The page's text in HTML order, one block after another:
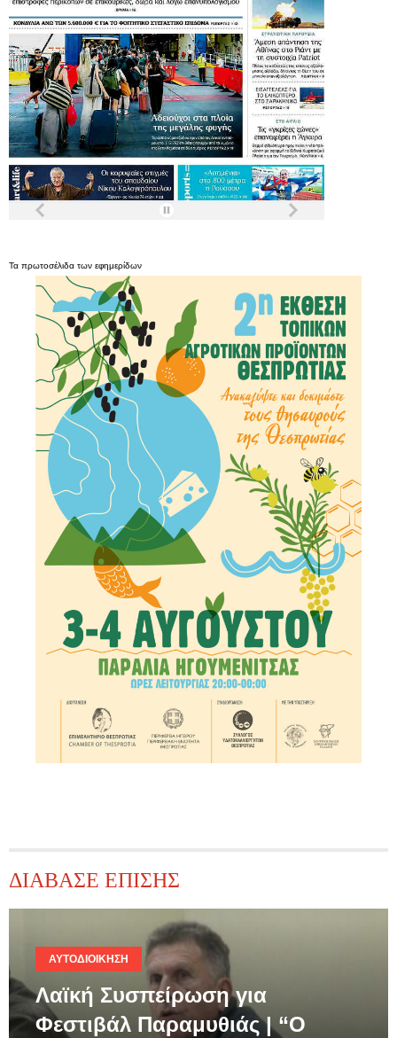
Τα πρωτοσέλιδα των εφημερίδων
ΔΙΑΒΑΣΕ ΕΠΙΣΗΣ
ΑΥΤΟΔΙΟΊΚΗΣΗ
Λαϊκή Συσπείρωση για
Φεστιβάλ Παραμυθιάς | “Ο